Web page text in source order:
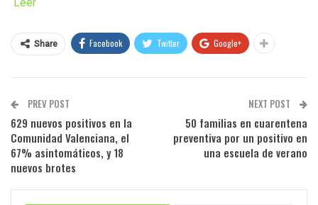
Share Facebook Twitter Google+
PREV POST
629 nuevos positivos en la
Comunidad Valenciana, el
67% asintomáticos, y 18
nuevos brotes
NEXT POST
50 familias en cuarentena
preventiva por un positivo en
una escuela de verano